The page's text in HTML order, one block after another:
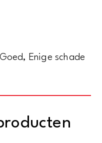
Enige schade